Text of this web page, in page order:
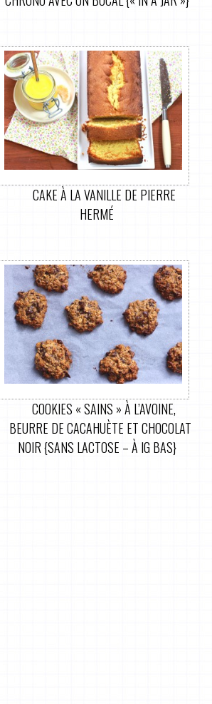
CAKE À LA VANILLE DE PIERRE
HERMÉ
COOKIES « SAINS » À L’AVOINE,
BEURRE DE CACAHUÈTE ET CHOCOLAT
NOIR {SANS LACTOSE – À IG BAS}